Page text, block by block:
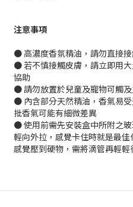
注意事項
● 高濃度香氛精油，請勿直接
● 若不慎接觸皮膚，請立即用
協助
● 請勿放置於兒童及寵物可觸
● 內含部分天然精油，香氣易
批香氣可能有細微差異
● 使用前需先安裝盒中所附之
輕向外拉，感覺卡住時就是最
感覺壓到硬物，需將滴管再輕輕